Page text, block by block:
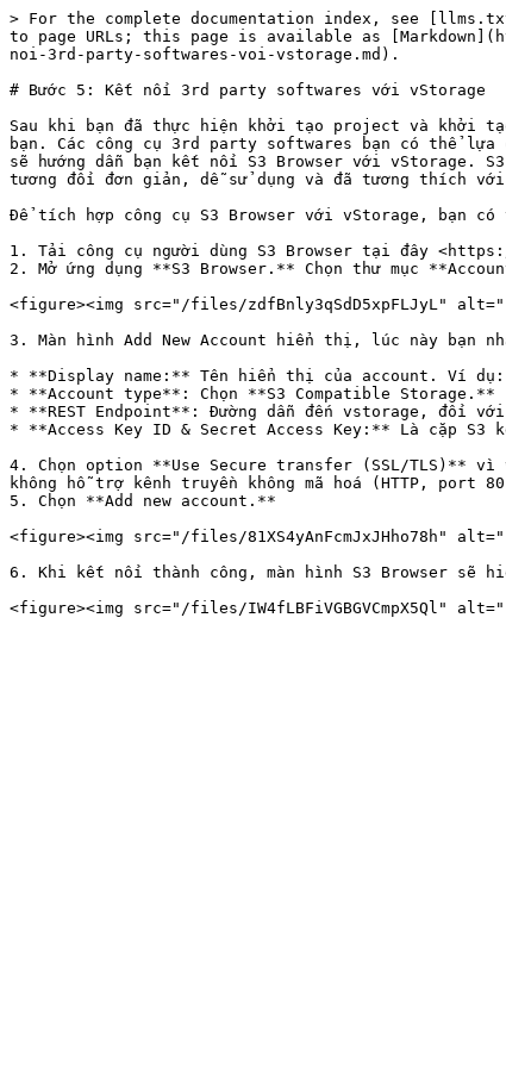
> For the complete documentation index, see
to page URLs; this page is available as
noi-3rd-party-softwares-voi-vstorage.md).
# Bước 5: Kết nối 3rd party softwares với vStorage
Sau khi bạn đã thực hiện khởi tạo project và khởi
bạn. Các công cụ 3rd party softwares bạn có thể
sẽ hướng dẫn bạn kết nối S3 Browser với vStorage.
tương đối đơn giản, dễ sử dụng và đã tương thích
Để tích hợp công cụ S3 Browser với vStorage, bạn
1. Tải công cụ người dùng S3 Browser tại đây
2. Mở ứng dụng **S3 Browser.** Chọn thư mục
<figure><img src="/files/zdfBnly3qSdD5xpFLJyL"
3. Màn hình Add New Account hiển thị, lúc này bạn
* **Display name:** Tên hiển thị của account. Ví dụ:
* **Account type**: Chọn **S3 Compatible Storage.**
* **REST Endpoint**: Đường dẫn đến vstorage, đối
* **Access Key ID & Secret Access Key:** Là cặp
4. Chọn option **Use Secure transfer (SSL/TLS)**
không hỗ trợ kênh truyền không mã hoá (HTTP, port
5. Chọn **Add new account.**
<figure><img src="/files/81XS4yAnFcmJxJHho78h"
6. Khi kết nối thành công, màn hình S3 Browser sẽ